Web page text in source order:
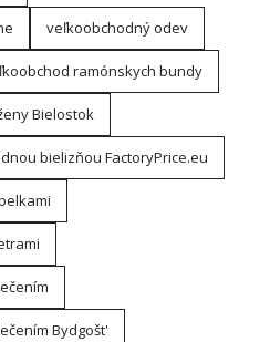
veľkoobchodný odev
ramónskych bundy
Bielostok
bielizňou FactoryPrice.eu
Bydgošt'